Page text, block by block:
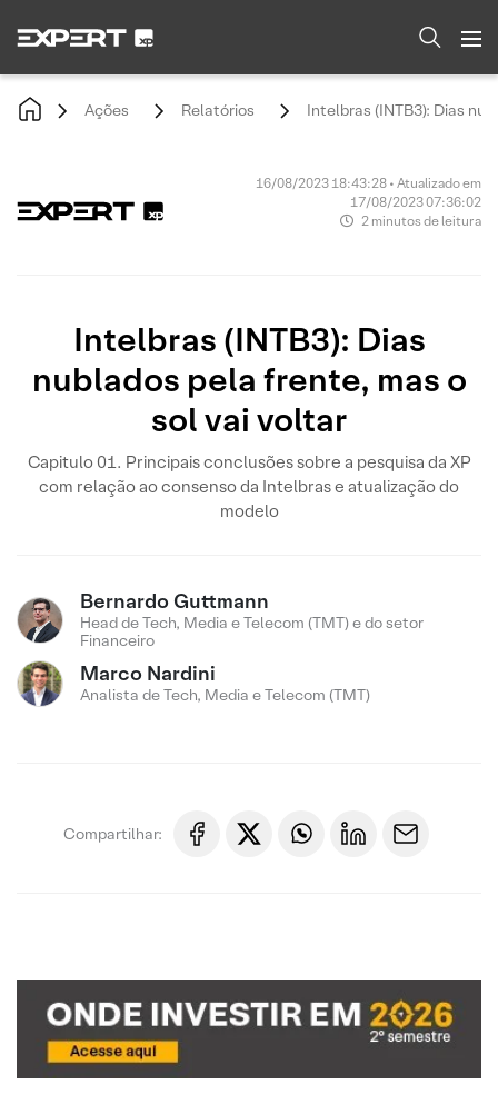
Ações Relatórios Intelbras (INTB3): Dias
16/08/2023 18:43:28 • Atualizado em
17/08/2023 07:36:02
2 minutos de leitura
Intelbras (INTB3): Dias
nublados pela frente, mas o
sol vai voltar
Capitulo 01. Principais conclusões sobre a pesquisa da XP
com relação ao consenso da Intelbras e atualização do
modelo
Bernardo Guttmann
Head de Tech, Media e Telecom (TMT) e do setor
Financeiro
Marco Nardini
Analista de Tech, Media e Telecom (TMT)
Compartilhar: